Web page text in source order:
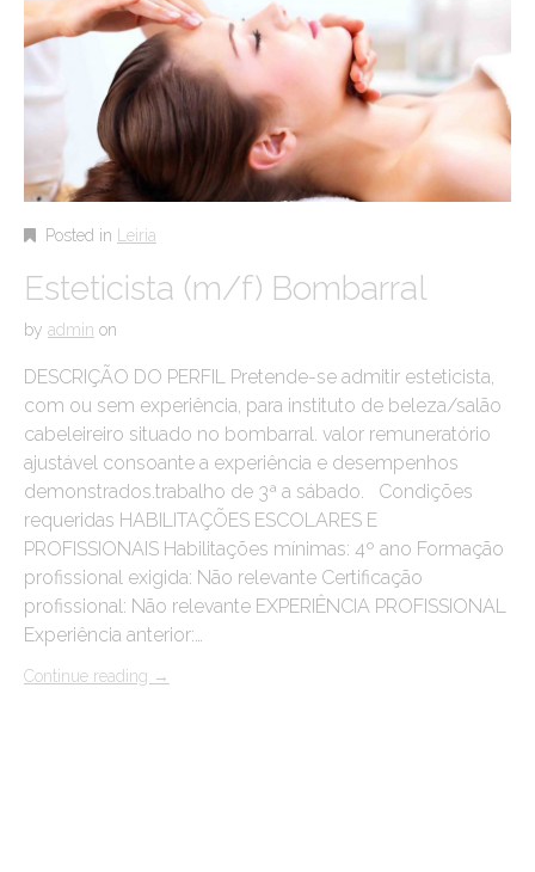
Posted in Leiria
Esteticista (m/f) Bombarral
by admin on
DESCRIÇÃO DO PERFIL Pretende-se admitir esteticista,
com ou sem experiência, para instituto de beleza/salão
cabeleireiro situado no bombarral. valor remuneratório
ajustável consoante a experiência e desempenhos
demonstrados.trabalho de 3ª a sábado. Condições
requeridas HABILITAÇÕES ESCOLARES E
PROFISSIONAIS Habilitações mínimas: 4º ano Formação
profissional exigida: Não relevante Certificação
profissional: Não relevante EXPERIÊNCIA PROFISSIONAL
Experiência anterior:…
Continue reading →